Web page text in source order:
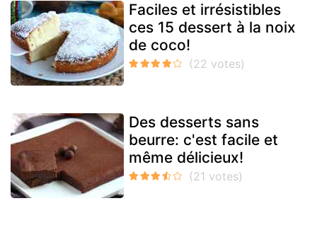
Faciles et irrésistibles
ces 15 dessert à la noix
de coco!
Des desserts sans
beurre: c'est facile et
même délicieux!